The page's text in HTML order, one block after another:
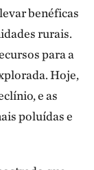
benéficas
rurais.
para a
Hoje,
e as
poluídas e